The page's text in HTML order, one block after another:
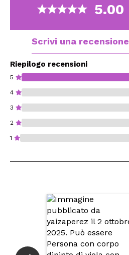
5.00
Scrivi una recensione
Riepilogo recensioni
5
4
3
2
1